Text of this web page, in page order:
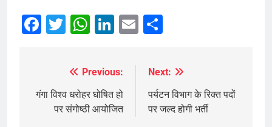
Facebook
Twitter
WhatsApp
LinkedIn
Email
navigation
Previous:
गंगा विश्व धरोहर घोषित हो
पर संगोष्ठी आयोजित
Next:
पर्यटन विभाग के रिक्त पदों
पर जल्द होगी भर्ती